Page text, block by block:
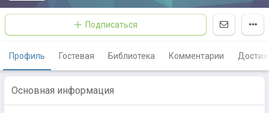
Подписаться
Профиль Гостевая Библиотека Комментарии
Основная информация